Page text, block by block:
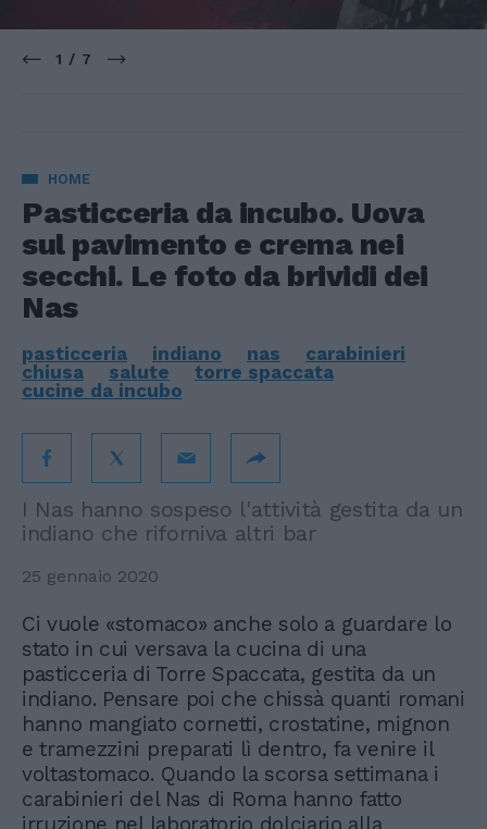
1 / 7
HOME
Pasticceria da incubo. Uova
sul pavimento e crema nei
secchi. Le foto da brividi dei
Nas
pasticceria indiano nas
carabinieri
chiusa
salute
torre spaccata
cucine da incubo
I Nas hanno sospeso l'attività gestita da un
indiano che riforniva altri bar
25 gennaio 2020
Ci vuole «stomaco» anche solo a guardare lo
stato in cui versava la cucina di una
pasticceria di Torre Spaccata, gestita da un
indiano. Pensare poi che chissà quanti romani
hanno mangiato cornetti, crostatine, mignon
e tramezzini preparati lì dentro, fa venire il
voltastomaco. Quando la scorsa settimana i
carabinieri del Nas di Roma hanno fatto